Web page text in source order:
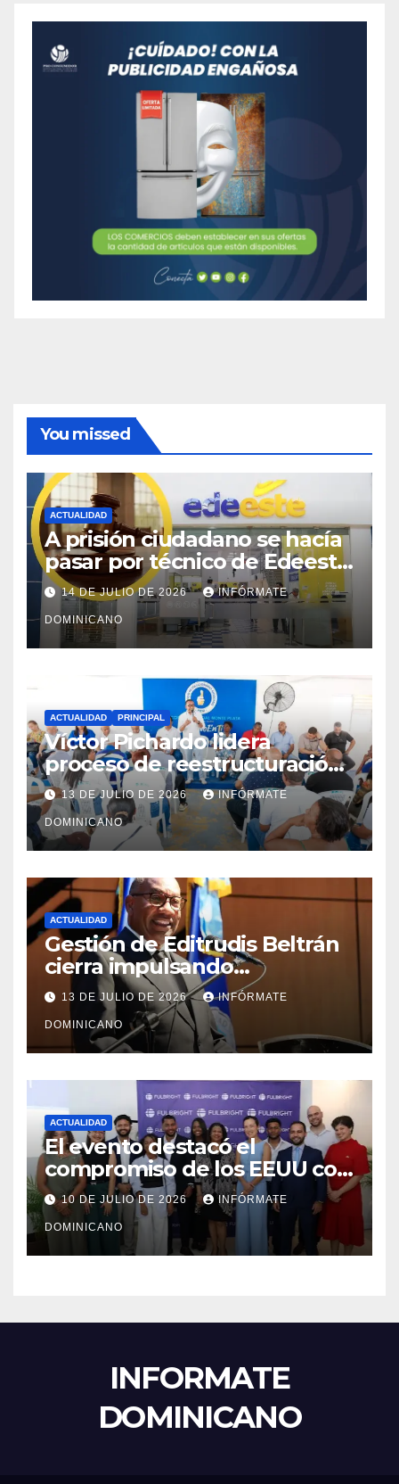
You missed
ACTUALIDAD
A prisión ciudadano se hacía
pasar por técnico de Edeeste
para estafar a dueños de
comercios
14 DE JULIO DE 2026 INFÓRMATE
DOMINICANO
ACTUALIDAD PRINCIPAL
Víctor Pichardo lidera
proceso de reestructuración
y fortalecimiento del PRM en
Monte Plata
13 DE JULIO DE 2026 INFÓRMATE
DOMINICANO
ACTUALIDAD
Gestión de Editrudis Beltrán
cierra impulsando
modernización, expansión y
transformación institucional
13 DE JULIO DE 2026 INFÓRMATE
DOMINICANO
ACTUALIDAD
El evento destacó el
compromiso de los EEUU con
el liderazgo, la innovación y la
excelencia académica por
más de ocho décadas.
10 DE JULIO DE 2026 INFÓRMATE
DOMINICANO
INFORMATE
DOMINICANO